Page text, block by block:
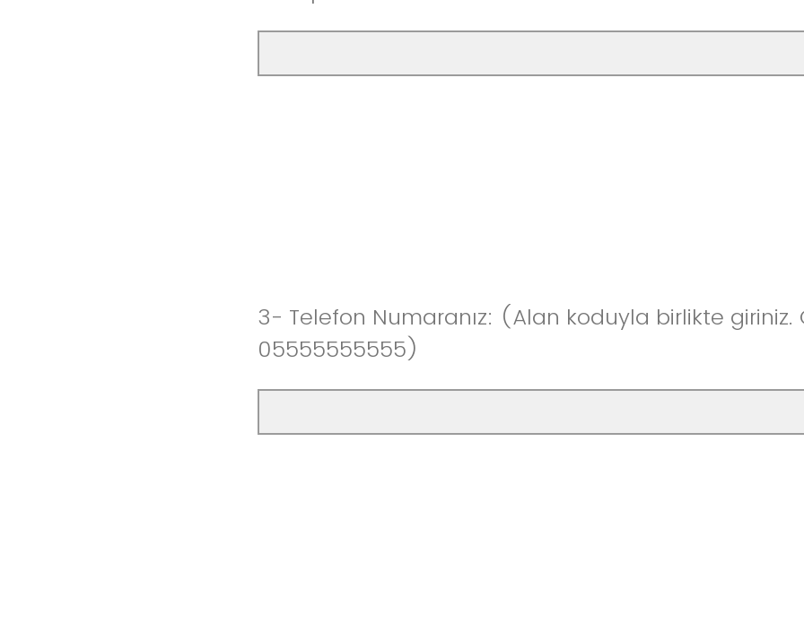
3- Telefon Numaranız: (Alan koduyla birlikte giriniz.
05555555555)